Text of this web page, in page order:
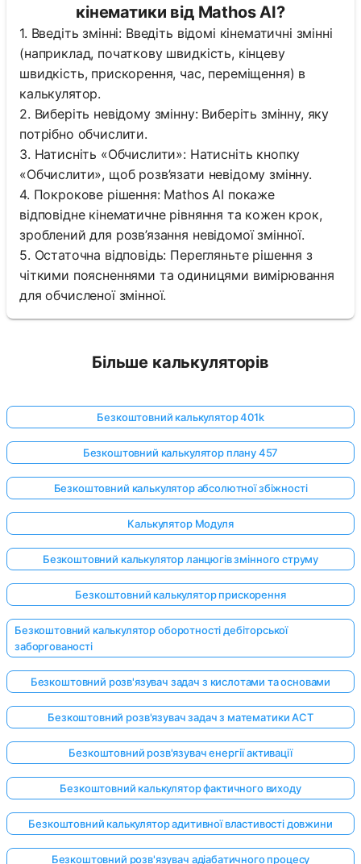
кінематики від Mathos AI?
1. Введіть змінні: Введіть відомі кінематичні змінні
(наприклад, початкову швидкість, кінцеву
швидкість, прискорення, час, переміщення) в
калькулятор.
2. Виберіть невідому змінну: Виберіть змінну, яку
потрібно обчислити.
3. Натисніть «Обчислити»: Натисніть кнопку
«Обчислити», щоб розв’язати невідому змінну.
4. Покрокове рішення: Mathos AI покаже
відповідне кінематичне рівняння та кожен крок,
зроблений для розв’язання невідомої змінної.
5. Остаточна відповідь: Перегляньте рішення з
чіткими поясненнями та одиницями вимірювання
для обчисленої змінної.
Більше калькуляторів
Безкоштовний калькулятор 401k
Безкоштовний калькулятор плану 457
Безкоштовний калькулятор абсолютної збіжності
Калькулятор Модуля
Безкоштовний калькулятор ланцюгів змінного струму
Безкоштовний калькулятор прискорення
Безкоштовний калькулятор оборотності дебіторської
заборгованості
Безкоштовний розв'язувач задач з кислотами та основами
Безкоштовний розв'язувач задач з математики ACT
Безкоштовний розв'язувач енергії активації
Безкоштовний калькулятор фактичного виходу
Безкоштовний калькулятор адитивної властивості довжини
Безкоштовний розв'язувач адіабатичного процесу